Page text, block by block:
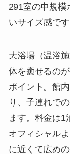
291室の中規模
いサイズ感です
大浴場（温浴
体を癒せるの
ポイント。館
り、子連れで
ます。料金は1
オフィシャル
に近くて広め